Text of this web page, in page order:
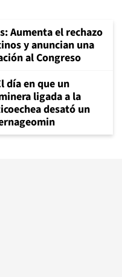
Aumenta el rechazo
y anuncian una
al Congreso
día en que un
ligada a la
desató un